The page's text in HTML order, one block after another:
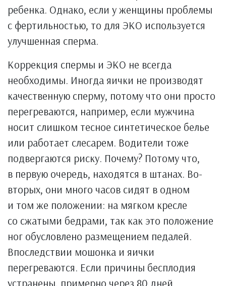
ребенка. Однако, если у женщины проблемы
с фертильностью, то для ЭКО используется
улучшенная сперма.
Коррекция спермы и ЭКО не всегда
необходимы. Иногда яички не производят
качественную сперму, потому что они просто
перегреваются, например, если мужчина
носит слишком тесное синтетическое белье
или работает слесарем. Водители тоже
подвергаются риску. Почему? Потому что,
в первую очередь, находятся в штанах. Во-
вторых, они много часов сидят в одном
и том же положении: на мягком кресле
со сжатыми бедрами, так как это положение
ног обусловлено размещением педалей.
Впоследствии мошонка и яички
перегреваются. Если причины бесплодия
устранены, примерно через 80 дней